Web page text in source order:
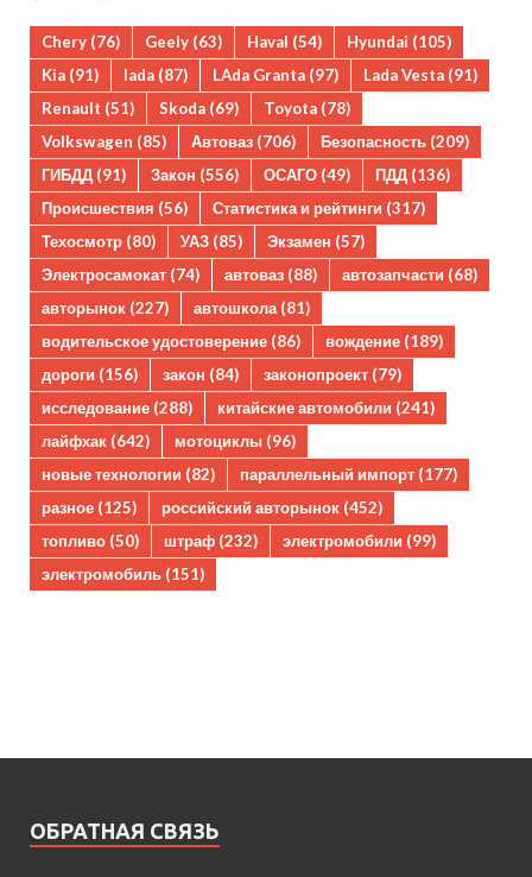
Chery (76) Geely (63) Haval (54) Hyundai (105)
Kia (91) lada (87) LAda Granta (97) Lada Vesta (91)
Renault (51) Skoda (69) Toyota (78)
Volkswagen (85) Автоваз (706) Безопасность (209)
ГИБДД (91) Закон (556) ОСАГО (49) ПДД (136)
Происшествия (56) Статистика и рейтинги (317)
Техосмотр (80) УАЗ (85) Экзамен (57)
Электросамокат (74) автоваз (88) автозапчасти (68)
авторынок (227) автошкола(81)
водительское удостоверение (86) вождение (189)
дороги (156) закон (84) законопроект (79)
исследование (288) китайские автомобили (241)
лайфхак (642) мотоциклы (96)
новые технологии (82) параллельный импорт (177)
разное (125) российский авторынок (452)
топливо (50) штраф (232) электромобили (99)
электромобиль (151)
ОБРАТНАЯ СВЯЗЬ